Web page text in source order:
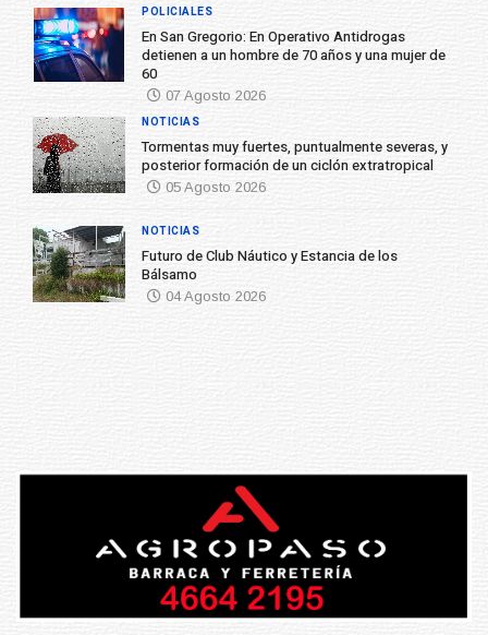
En San Gregorio: En Operativo Antidrogas
detienen a un hombre de 70 años y una mujer de
60
07 Agosto 2026
POLICIALES
Tormentas muy fuertes, puntualmente severas, y
posterior formación de un ciclón extratropical
05 Agosto 2026
NOTICIAS
Futuro de Club Náutico y Estancia de los
Bálsamo
04 Agosto 2026
NOTICIAS